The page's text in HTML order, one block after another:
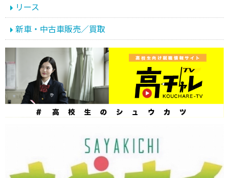
リース
新車・中古車販売／買取